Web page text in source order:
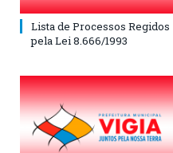
Lista de Processos Regidos
pela Lei 8.666/1993